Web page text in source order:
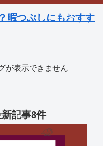
暇つぶしにもおすす
が表示できません
記事8件